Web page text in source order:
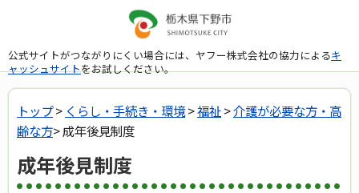
公式サイトがつながりにくい場合には、ヤフー株式会社の協力によるキ
ャッシュサイトをお試しください。
トップ> くらし・手続き・環境>福祉>介護が必要な方・高
齢な方> 成年後見制度
成年後見制度